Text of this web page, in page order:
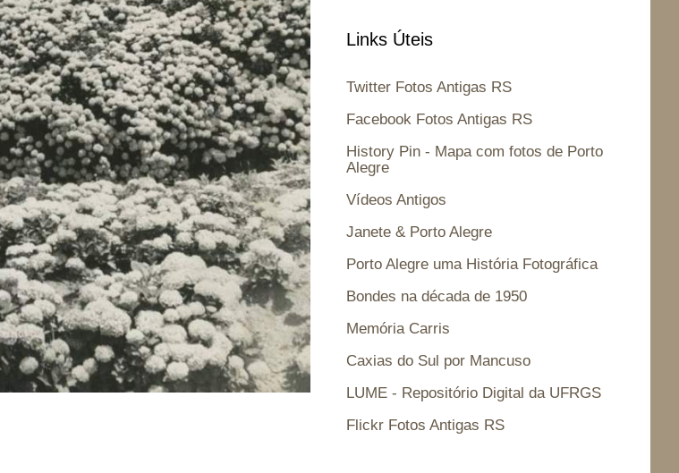
Links Úteis
Twitter Fotos Antigas RS
Facebook Fotos Antigas RS
History Pin - Mapa com fotos de Porto
Alegre
Vídeos Antigos
Janete & Porto Alegre
Porto Alegre uma História Fotográfica
Bondes na década de 1950
Memória Carris
Caxias do Sul por Mancuso
LUME - Repositório Digital da UFRGS
Flickr Fotos Antigas RS